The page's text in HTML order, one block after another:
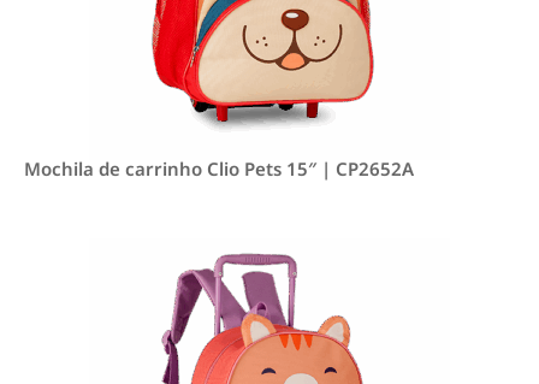
Mochila de carrinho Clio Pets 15″ | CP2652A